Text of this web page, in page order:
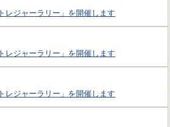
レジャーラリー」を開催します
レジャーラリー」を開催します
レジャーラリー」を開催します